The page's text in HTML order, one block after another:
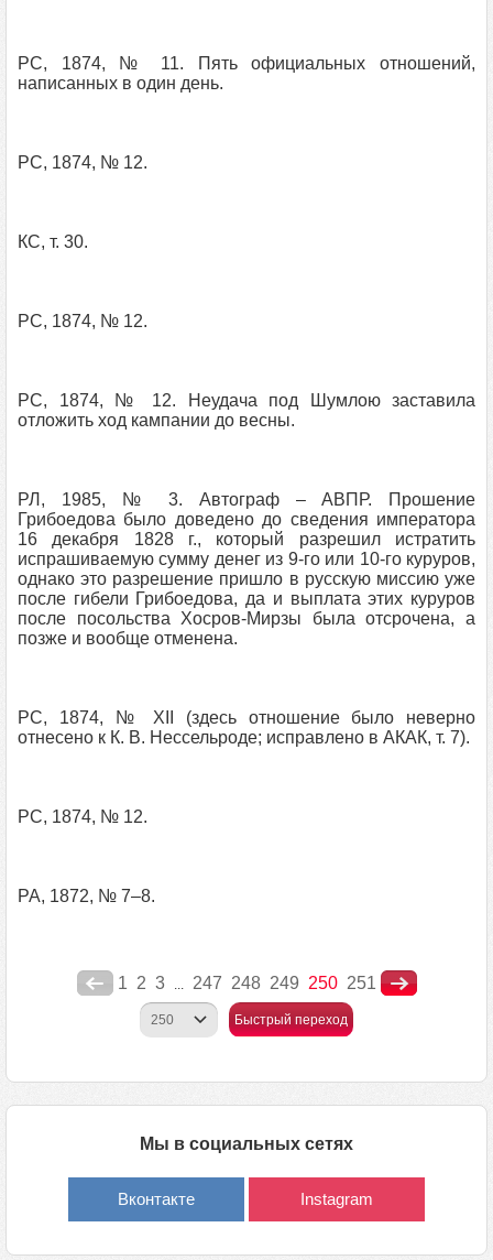
РС, 1874, № 11. Пять официальных отношений,
написанных в один день.
РС, 1874, № 12.
КС, т. 30.
РС, 1874, № 12.
РС, 1874, № 12. Неудача под Шумлою заставила
отложить ход кампании до весны.
РЛ, 1985, № 3. Автограф – АВПР. Прошение
Грибоедова было доведено до сведения императора
16 декабря 1828 г., который разрешил истратить
испрашиваемую сумму денег из 9-го или 10-го куруров,
однако это разрешение пришло в русскую миссию уже
после гибели Грибоедова, да и выплата этих куруров
после посольства Хосров-Мирзы была отсрочена, а
позже и вообще отменена.
РС, 1874, № XII (здесь отношение было неверно
отнесено к К. В. Нессельроде; исправлено в АКАК, т. 7).
РС, 1874, № 12.
РА, 1872, № 7–8.
1 2 3 ... 247 248 249 250 251
Быстрый переход
Мы в социальных сетях
Вконтакте Instagram